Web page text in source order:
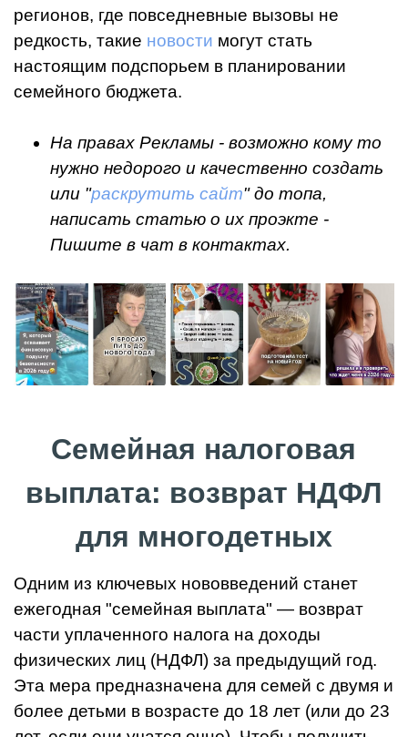
регионов, где повседневные вызовы не
редкость, такие новости могут стать
настоящим подспорьем в планировании
семейного бюджета.
На правах Рекламы - возможно кому то
нужно недорого и качественно создать
или "раскрутить сайт" до топа,
написать статью о их проэкте -
Пишите в чат в контактах.
Семейная налоговая
выплата: возврат НДФЛ
для многодетных
Одним из ключевых нововведений станет
ежегодная "семейная выплата" — возврат
части уплаченного налога на доходы
физических лиц (НДФЛ) за предыдущий год.
Эта мера предназначена для семей с двумя и
более детьми в возрасте до 18 лет (или до 23